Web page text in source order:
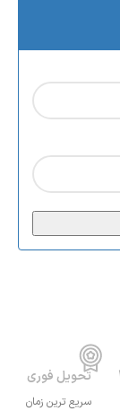
تحویل فوری
سریع ترین زمان